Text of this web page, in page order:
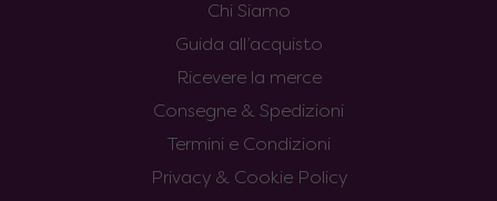
Chi Siamo
Guida all’acquisto
Ricevere la merce
Consegne & Spedizioni
Termini e Condizioni
Privacy & Cookie Policy